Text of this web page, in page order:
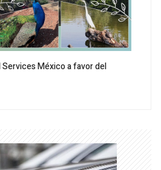
México a favor del